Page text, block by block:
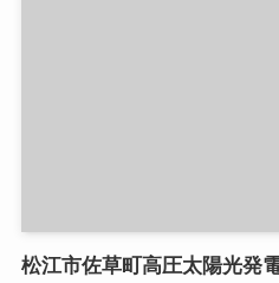
松江市佐草町高圧太陽光発